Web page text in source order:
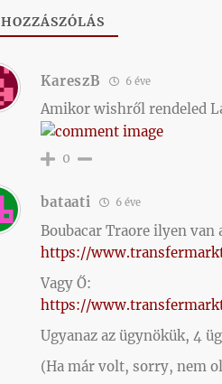
HOZZÁSZÓLÁS
KareszB 6 éve
Amikor wishről rendeled
0
bataati 6 éve
Boubacar Traore ilyen
https://
Vagy Ő:
https://
Ugyanaz az ügynökük, 4
(Ha már volt, sorry, nem